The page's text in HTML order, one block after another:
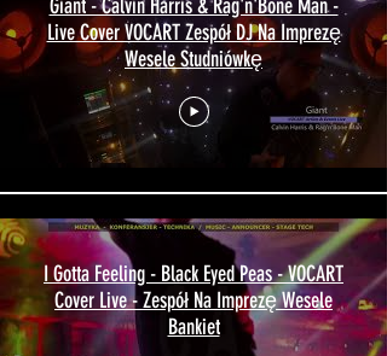
Giant - Calvin Harris & Rag'n'Bone Man -
Live Cover VOCART Zespół DJ Na Imprezę
Wesele Studniówkę
I Gotta Feeling - Black Eyed Peas - VOCART
Cover Live - Zespół Na Imprezę Wesele
Bankiet